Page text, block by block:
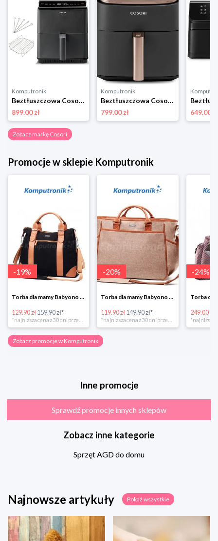
Komputronik
Beztłuszczowa Cosori CAF-P681S-KEUR Dual Blaze WiFi ciemnoszary
899.00 zł
Komputronik
Beztłuszczowa Cosori CAF-DC602-KEUR TurboBlaze Chef Edition czarny
799.00 zł
649.00 zł
Zobacz markę Cosori
Promocje w sklepie Komputronik
-19%
Torba dla mamy Babyono 1505/01 Comfort Icoinic 5/5
129.90 zł159.90 zł*
-20%
Torba dla mamy Babyono 1507/01 Comfort Chic w super cenie
119.90 zł149.90 zł*
-24%
249.00 zł
Zobacz promocje w Komputronik
Inne promocje
Sprawdź promocje innych sklepów
Zobacz inne kategorie
Sprzęt AGD do domu
Najnowsze artykuły Pokaż wszystkie